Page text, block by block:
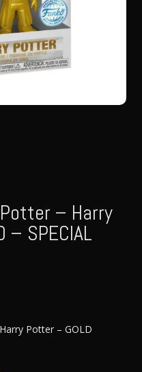
– Harry
SPECIAL
Potter – GOLD